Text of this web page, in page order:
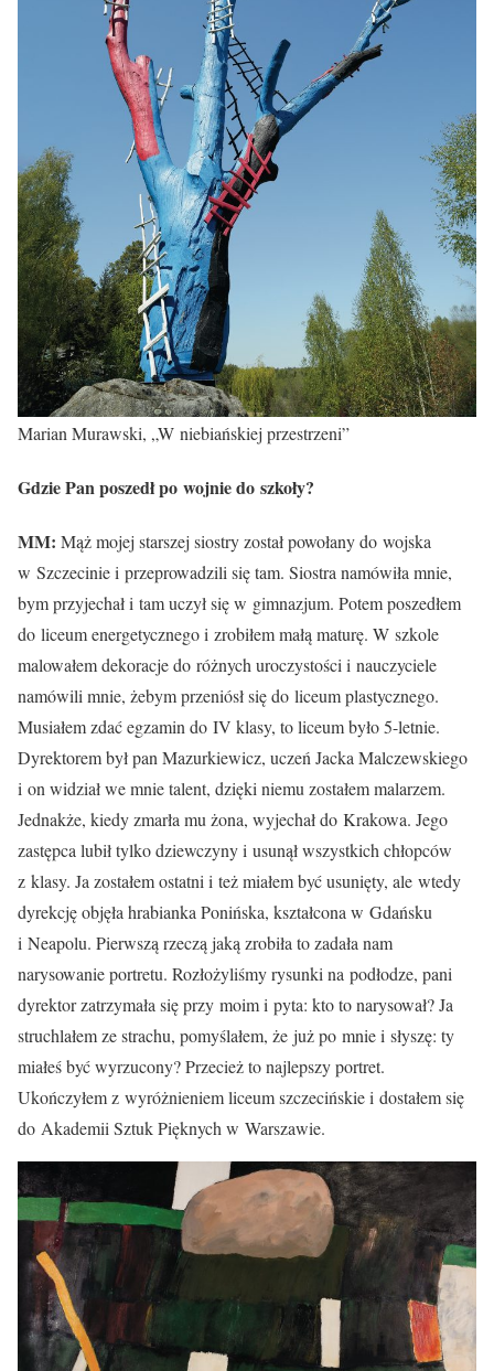
Marian Murawski, „W niebiańskiej przestrzeni”
Gdzie Pan poszedł po wojnie do szkoły?
MM: Mąż mojej starszej siostry został powołany do wojska
w Szczecinie i przeprowadzili się tam. Siostra namówiła mnie,
bym przyjechał i tam uczył się w gimnazjum. Potem poszedłem
do liceum energetycznego i zrobiłem małą maturę. W szkole
malowałem dekoracje do różnych uroczystości i nauczyciele
namówili mnie, żebym przeniósł się do liceum plastycznego.
Musiałem zdać egzamin do IV klasy, to liceum było 5-letnie.
Dyrektorem był pan Mazurkiewicz, uczeń Jacka Malczewskiego
i on widział we mnie talent, dzięki niemu zostałem malarzem.
Jednakże, kiedy zmarła mu żona, wyjechał do Krakowa. Jego
zastępca lubił tylko dziewczyny i usunął wszystkich chłopców
z klasy. Ja zostałem ostatni i też miałem być usunięty, ale wtedy
dyrekcję objęła hrabianka Ponińska, kształcona w Gdańsku
i Neapolu. Pierwszą rzeczą jaką zrobiła to zadała nam
narysowanie portretu. Rozłożyliśmy rysunki na podłodze, pani
dyrektor zatrzymała się przy moim i pyta: kto to narysował? Ja
struchlałem ze strachu, pomyślałem, że już po mnie i słyszę: ty
miałeś być wyrzucony? Przecież to najlepszy portret.
Ukończyłem z wyróżnieniem liceum szczecińskie i dostałem się
do Akademii Sztuk Pięknych w Warszawie.